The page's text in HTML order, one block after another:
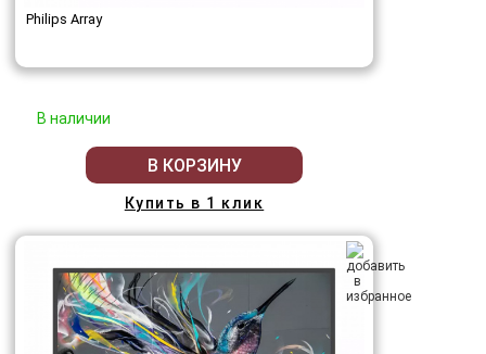
Philips Array
В наличии
В КОРЗИНУ
Купить в 1 клик